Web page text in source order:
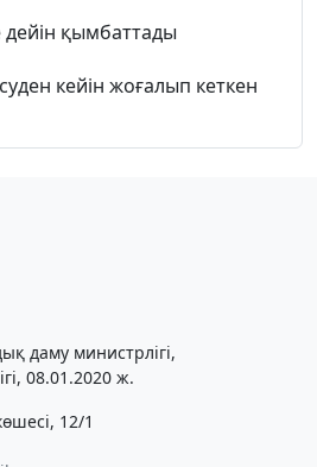
дейін қымбаттады
кейін жоғалып кеткен
даму министрлігі,
08.01.2020 ж.
12/1